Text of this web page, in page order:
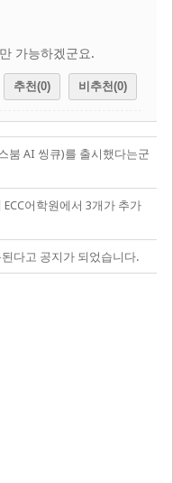
가능하겠군요.
추천(0) 비추천(0)
붐 AI 씽큐)를 출시했다는군
어학원에서 3개가 추가
다고 공지가 되었습니다.